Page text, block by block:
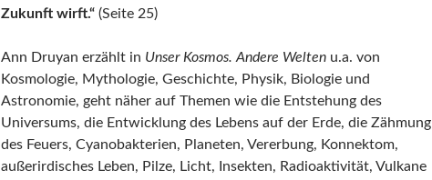
Zukunft wirft.“ (Seite 25)
Ann Druyan erzählt in Unser Kosmos. Andere Welten u.a. von
Kosmologie, Mythologie, Geschichte, Physik, Biologie und
Astronomie, geht näher auf Themen wie die Entstehung des
Universums, die Entwicklung des Lebens auf der Erde, die Zähmung
des Feuers, Cyanobakterien, Planeten, Vererbung, Konnektom,
außerirdisches Leben, Pilze, Licht, Insekten, Radioaktivität, Vulkane